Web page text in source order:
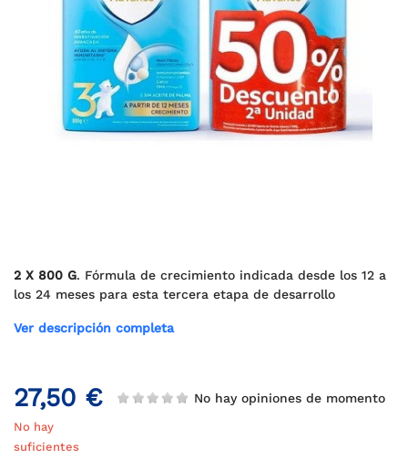
2 X 800 G. Fórmula de crecimiento indicada desde los 12 a
los 24 meses para esta tercera etapa de desarrollo
Ver descripción completa
27,50 € No hay opiniones de momento
No hay
suficientes